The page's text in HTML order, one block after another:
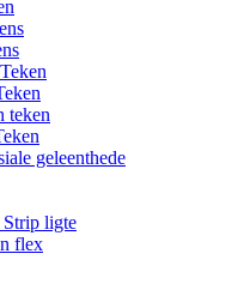
teken
geleenthede
ligte
flex